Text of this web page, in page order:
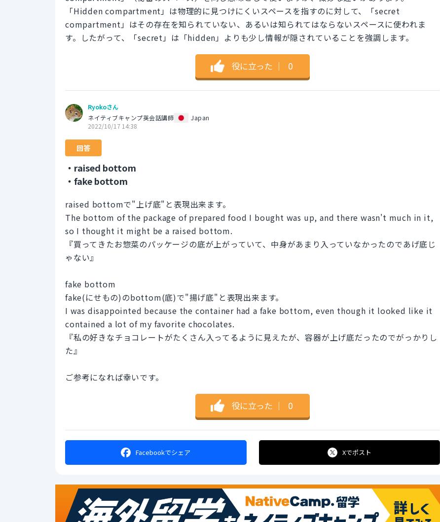
「Hidden compartment」は物理的に見つけにくいスペースを指すのに対して、「secret
compartment」はその存在を知られていない、あるいは知られてはならないスペースに使われま
す。したがって、「secret」は「hidden」よりも少し情報が隠されていることを強調します。
役に立った ｜ 0
Ryokoさん
ネイティブキャンプ英会話講師
Japan
2022/10/17 14:38
回答
・raised bottom
・fake bottom
raised bottomで"上げ底"と表現出来ます。
The bottom of the package of prepared food I bought was up, and there wasn't much in it,
so I thought it might be a raised bottom.
『買ってきたお惣菜のパッケージの底が上がっていて、中身があまり入っていなかったのであげ底じ
ゃない』
fake bottom
fake(にせもの)のbottom(底)で"揚げ底"と表現出来ます。
I was disappointed because the container had a fake bottom, even though it looked like it
contained a lot of my favorite chocolates.
『私の好きなチョコレートがたくさん入ってるように見えたが、容器が上げ底だったのでがっかりし
た』
ご参考になれば幸いです。
役に立った ｜ 0
Facebookでシェア Xでポスト